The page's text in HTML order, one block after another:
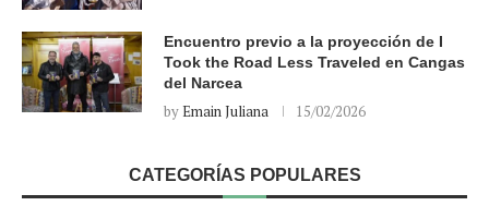
Encuentro previo a la proyección de I
Took the Road Less Traveled en Cangas
del Narcea
byEmain Juliana 15/02/2026
CATEGORÍAS POPULARES